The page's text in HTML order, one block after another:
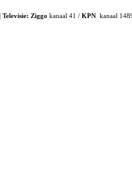
Televisie: Ziggo kanaal 41 / KPN kanaal